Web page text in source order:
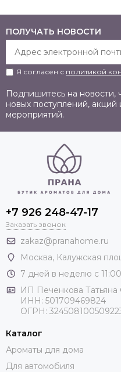
ПОЛУЧАТЬ НОВОСТИ
Я согласен с политикой
Подпишитесь на новости,
новых поступлений,
мероприятий.
+7 926 248-47-17
Заказать звонок
zakaz@pranahome.ru
Москва, Калужская
7 дней в неделю с
ИП Печенкова Татьяна
ИНН: 501709469824
ОГРН:
Каталог
Ароматы для дома
Для автомобиля